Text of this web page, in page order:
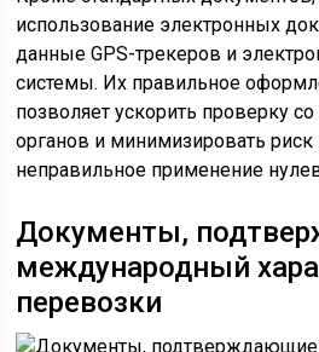
использование электронных
данные GPS-трекеров и
системы. Их правильное
позволяет ускорить проверку
органов и минимизировать
неправильное применение
Документы,
международный
перевозки